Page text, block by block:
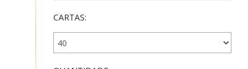
CARTAS: